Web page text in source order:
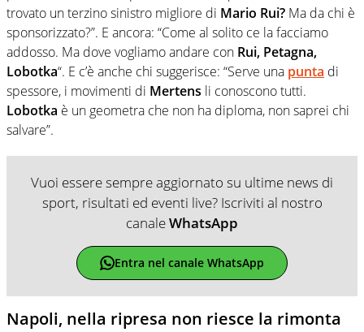
trovato un terzino sinistro migliore di Mario Rui? Ma da chi è
sponsorizzato?”. E ancora: “Come al solito ce la facciamo
addosso. Ma dove vogliamo andare con Rui, Petagna,
Lobotka“. E c’è anche chi suggerisce: “Serve una punta di
spessore, i movimenti di Mertens li conoscono tutti.
Lobotka è un geometra che non ha diploma, non saprei chi
salvare”.
Vuoi essere sempre aggiornato su ultime news di
sport, risultati ed eventi live? Iscriviti al nostro
canaleWhatsApp
Entra nel canale WhatsApp
Napoli, nella ripresa non riesce la rimonta